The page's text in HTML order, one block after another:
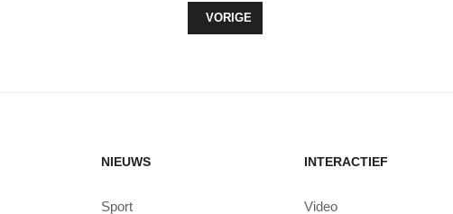
VORIG ARTIKEL: FLEVOLAND
VORIGE
NIEUWS
Sport
INTERACTIEF
Video